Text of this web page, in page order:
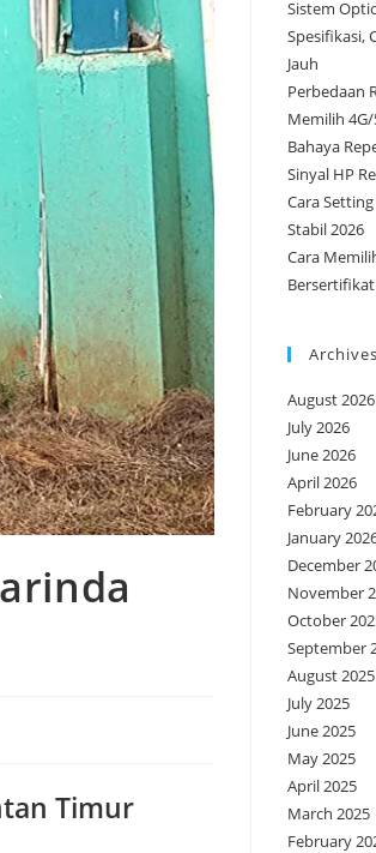
Timur
Sistem
Spesifikasi,
Jauh
Perbedaan
Memilih 4G/
Bahaya
Sinyal HP
Cara
Stabil 2026
Cara
Archives
August 2026
July 2026
June 2026
April 2026
February
January
December
November
October
September
August 2025
July 2025
June 2025
May 2025
April 2025
March 2025
February